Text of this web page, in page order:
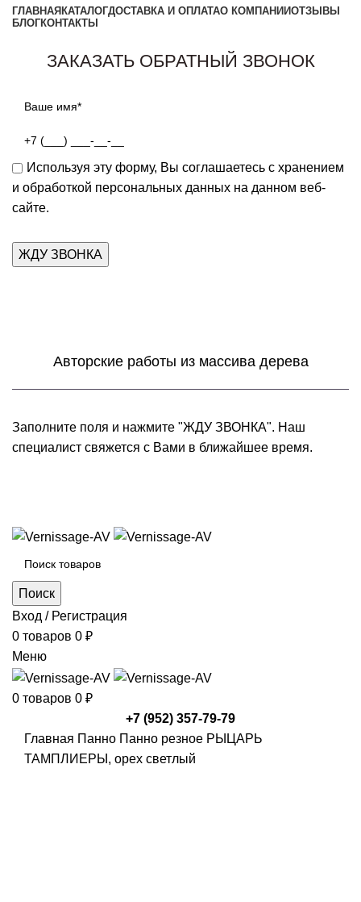
ГЛАВНАЯ КАТАЛОГДОСТАВКА И ОПЛАТАО КОМПАНИИОТЗЫВЫ
БЛОГКОНТАКТЫ
ЗАКАЗАТЬ ОБРАТНЫЙ ЗВОНОК
Используя эту форму, Вы соглашаетесь с хранением
и обработкой персональных данных на данном веб-
сайте.
Авторские работы из массива дерева
Заполните поля и нажмите "ЖДУ ЗВОНКА". Наш
специалист свяжется с Вами в ближайшее время.
Поиск
Вход / Регистрация
0 товаров 0 ₽
Меню
0 товаров 0 ₽
+7 (952) 357-79-79
Главная Панно Панно резное РЫЦАРЬ
ТАМПЛИЕРЫ, орех светлый